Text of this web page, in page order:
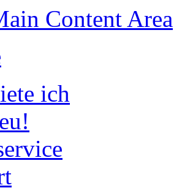
Content Area
ich